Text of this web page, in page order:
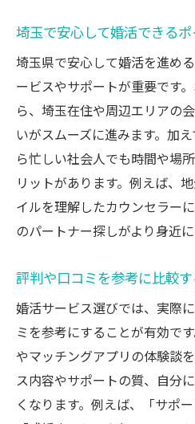
埼玉で安心して婚活できる
埼玉県で安心して婚活を進め
ービスやサポートが重要です
ら、埼玉在住や周辺エリアの
いがスムーズに進みます。加
ら忙しい社会人でも時間や場
リットがあります。例えば、
イルを理解したカウンセラー
のパートナー探しがより身近に
評判や口コミを参考に比較
婚活サービス選びでは、実際
ミを参考にすることが有効で
やマッチングアプリの体験談
ス内容やサポートの質、自分
くなります。例えば、「サポ